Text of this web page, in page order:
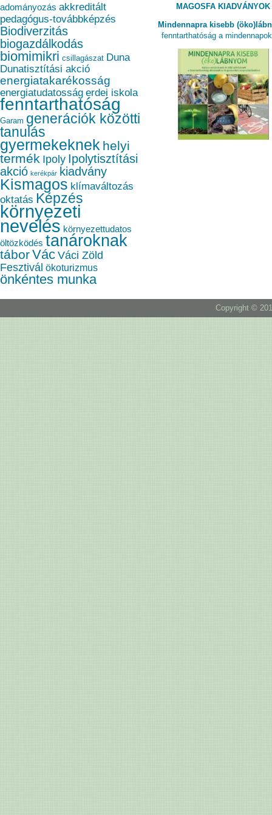
adományozás akkreditált
pedagógus-továbbképzés
Biodiverzitás
biogazdálkodás
biomimikri csillagászat Duna
Dunatisztítási akció
energiatakarékosság
energiatudatosság erdei iskola
fenntarthatóság
Garam generációk közötti
tanulás
gyermekeknek helyi
termék Ipoly Ipolytisztítási
akció kerékpár kiadvány
Kismagos klímaváltozás
oktatás Képzés
környezeti
nevelés környezettudatos
öltözködés tanároknak
táborVác Váci Zöld
Fesztivál ökoturizmus
önkéntes munka
MAGOSFA KIADVÁNYOK
Mindennapra kisebb
fenntarthatóság a
Copyright ©